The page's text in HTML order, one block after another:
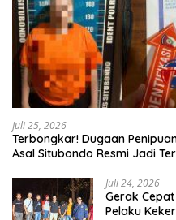
Juli 25, 2026
Terbongkar! Dugaan
Asal Situbondo Resmi Jadi
Juli 24, 2026
Gerak
Pelaku